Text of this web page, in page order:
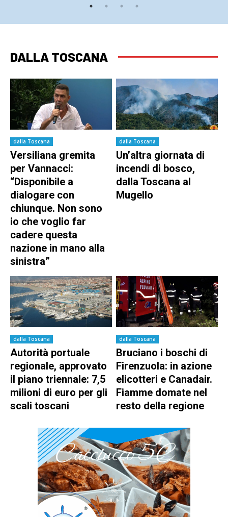
DALLA TOSCANA
dalla Toscana
Versiliana gremita
per Vannacci:
“Disponibile a
dialogare con
chiunque. Non sono
io che voglio far
cadere questa
nazione in mano alla
sinistra”
dalla Toscana
Un’altra giornata di
incendi di bosco,
dalla Toscana al
Mugello
dalla Toscana
Autorità portuale
regionale, approvato
il piano triennale: 7,5
milioni di euro per gli
scali toscani
dalla Toscana
Bruciano i boschi di
Firenzuola: in azione
elicotteri e Canadair.
Fiamme domate nel
resto della regione